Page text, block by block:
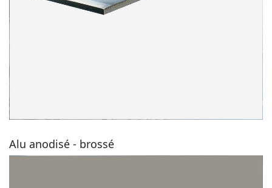
Alu anodisé - brossé